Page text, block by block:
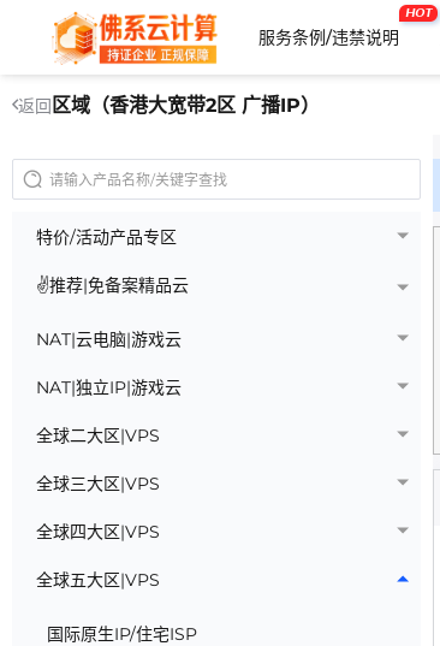
服务条例/违禁说明
HOT
返回 区域（香港大宽带2区 广播IP）
特价/活动产品专区
✌推荐|免备案精品云
NAT|云电脑|游戏云
NAT|独立IP|游戏云
全球二大区|VPS
全球三大区|VPS
全球四大区|VPS
全球五大区|VPS
国际原生IP/住宅ISP